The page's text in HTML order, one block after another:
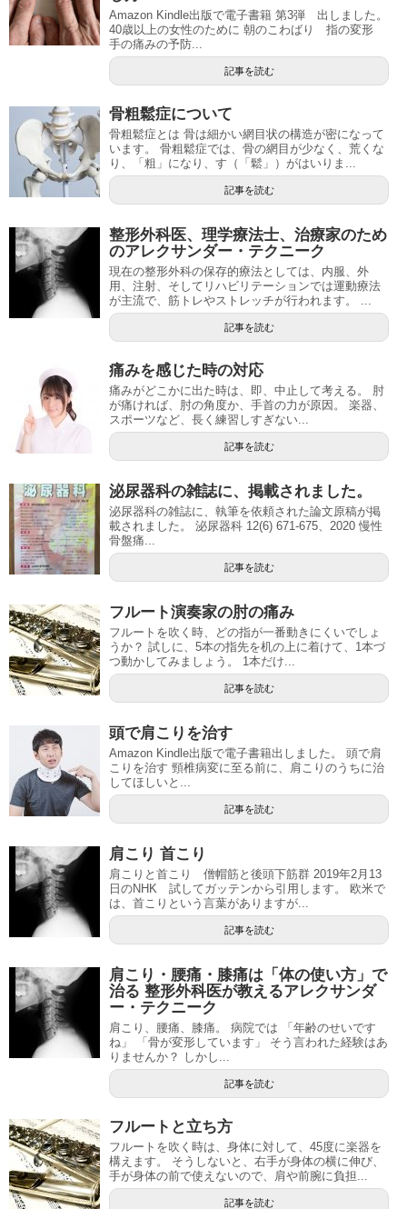
Amazon Kindle出版で電子書籍 第3弾 出しました。
40歳以上の女性のために 朝のこわばり 指の変形
手の痛みの予防...
記事を読む
骨粗鬆症について
骨粗鬆症とは 骨は細かい網目状の構造が密になって
います。 骨粗鬆症では、骨の網目が少なく、荒くな
り、「粗」になり、す（「鬆」）がはいりま...
記事を読む
整形外科医、理学療法士、治療家のため
のアレクサンダー・テクニーク
現在の整形外科の保存的療法としては、内服、外
用、注射、そしてリハビリテーションでは運動療法
が主流で、筋トレやストレッチが行われます。 ...
記事を読む
痛みを感じた時の対応
痛みがどこかに出た時は、即、中止して考える。 肘
が痛ければ、肘の角度か、手首の力が原因。 楽器、
スポーツなど、長く練習しすぎない...
記事を読む
泌尿器科の雑誌に、掲載されました。
泌尿器科の雑誌に、執筆を依頼された論文原稿が掲
載されました。 泌尿器科 12(6) 671-675、2020 慢性
骨盤痛...
記事を読む
フルート演奏家の肘の痛み
フルートを吹く時、どの指が一番動きにくいでしょ
うか？ 試しに、5本の指先を机の上に着けて、1本づ
つ動かしてみましょう。 1本だけ...
記事を読む
頭で肩こりを治す
Amazon Kindle出版で電子書籍出しました。 頭で肩
こりを治す 頸椎病変に至る前に、肩こりのうちに治
してほしいと...
記事を読む
肩こり 首こり
肩こりと首こり 僧帽筋と後頭下筋群 2019年2月13
日のNHK 試してガッテンから引用します。 欧米で
は、首こりという言葉がありますが...
記事を読む
肩こり・腰痛・膝痛は「体の使い方」で
治る 整形外科医が教えるアレクサンダ
ー・テクニーク
肩こり、腰痛、膝痛。 病院では 「年齢のせいです
ね」 「骨が変形しています」 そう言われた経験はあ
りませんか？ しかし...
記事を読む
フルートと立ち方
フルートを吹く時は、身体に対して、45度に楽器を
構えます。 そうしないと、右手が身体の横に伸び、
手が身体の前で使えないので、肩や前腕に負担...
記事を読む